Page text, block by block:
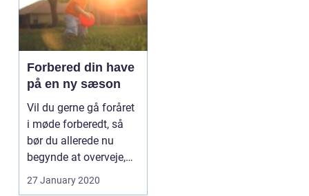
Forbered din have
på en ny sæson
Vil du gerne gå foråret
i møde forberedt, så
bør du allerede nu
begynde at overveje,
hvad der skal s...
27 January 2020